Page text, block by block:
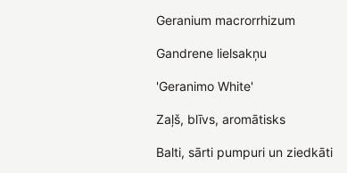
Geranium macrorrhizum
Gandrene lielsakņu
'Geranimo White'
Zaļš, blīvs, aromātisks
Balti, sārti pumpuri un ziedkāti